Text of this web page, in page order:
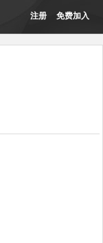
注册 免费加入